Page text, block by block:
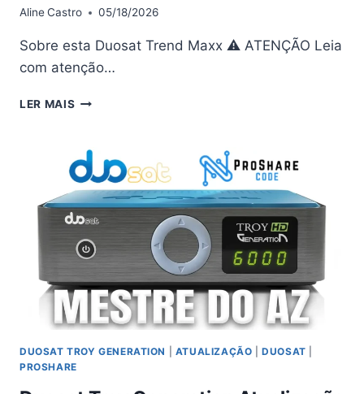
AlineCastro 05/18/2026
Sobre esta Duosat Trend Maxx ⚠ ATENÇÃO Leia
com atenção…
LER MAIS DUOSAT
ATUALIZAÇÃO
V4.0.4
–
16/05/2026
DUOSAT TROY GENERATION ATUALIZAÇÃO |DUOSAT
PROSHARE